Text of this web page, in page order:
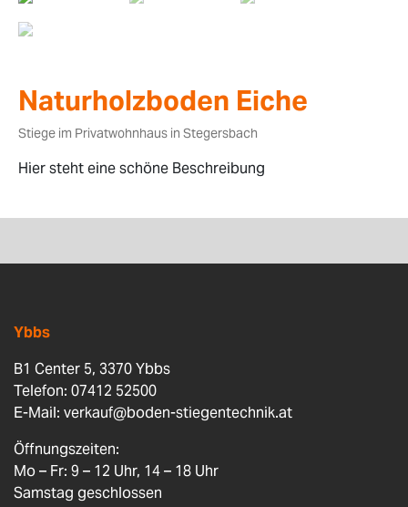
Naturholzboden Eiche
Stiege im Privatwohnhaus in Stegersbach
Hier steht eine schöne Beschreibung
Ybbs
B1 Center 5, 3370 Ybbs
Telefon: 07412 52500
E-Mail: verkauf@boden-stiegentechnik.at
Öffnungszeiten:
Mo – Fr: 9 – 12 Uhr, 14 – 18 Uhr
Samstag geschlossen